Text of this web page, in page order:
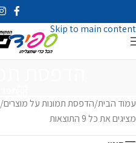
Skip to main content
עמוד הבית/הדפסת תמונות על מוצרים/
מציגים את כל ⁦9⁩ התוצאות